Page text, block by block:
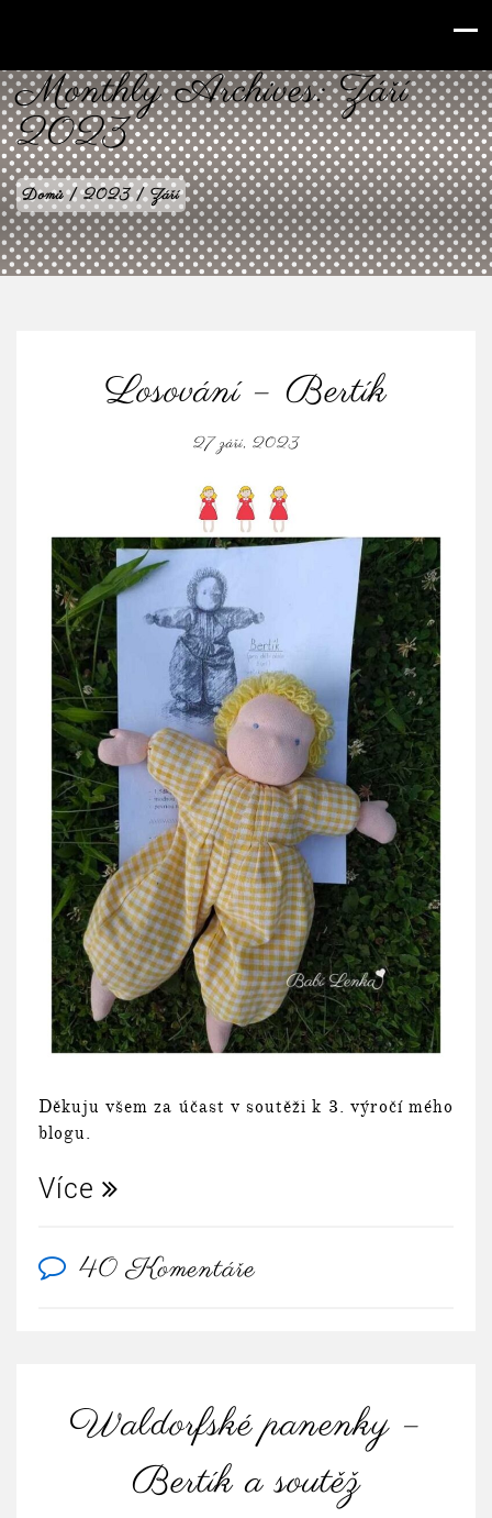
Monthly Archives:Září
2023
Domů|2023|Září
Losování – Bertík
27 září, 2023
Děkuju všem za účast v soutěži k 3. výročí mého
blogu.
Více
40 Komentáře
Waldorfské panenky –
Bertík a soutěž